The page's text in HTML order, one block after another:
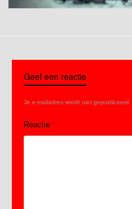
Geef een reactie
Je e-mailadres wordt niet gepubliceerd.
Reactie *